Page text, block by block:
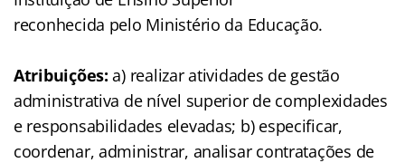
reconhecida pelo Ministério da Educação.
Atribuições: a) realizar atividades de gestão
administrativa de nível superior de complexidades
e responsabilidades elevadas; b) especificar,
coordenar, administrar, analisar contratações de